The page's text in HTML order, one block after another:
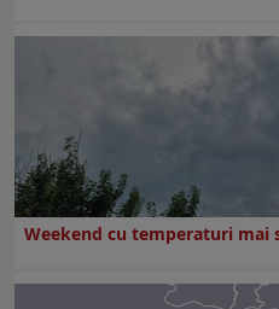
Weekend cu temperaturi mai